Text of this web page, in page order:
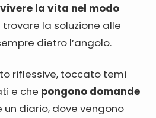
vivere la vita nel modo
trovare la soluzione alle
dietro l’angolo.
riflessive, toccato temi
e che pongono domande
un diario, dove vengono